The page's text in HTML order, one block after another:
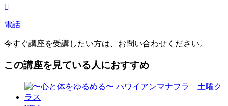
電話
今すぐ講座を受講したい方は、お問い合わせください。
この講座を見ている人におすすめ